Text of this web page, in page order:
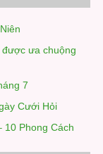
được ưa chuộng
7
Cưới Hỏi
10 Phong Cách